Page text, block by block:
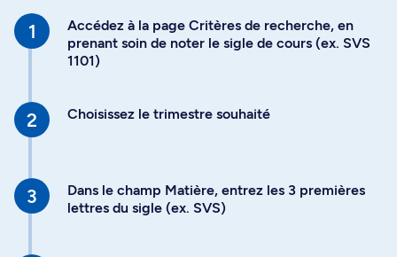
Accédez à la page Critères de recherche, en
prenant soin de noter le sigle de cours (ex. SVS
1101)
Choisissez le trimestre souhaité
Dans le champ Matière, entrez les 3 premières
lettres du sigle (ex. SVS)